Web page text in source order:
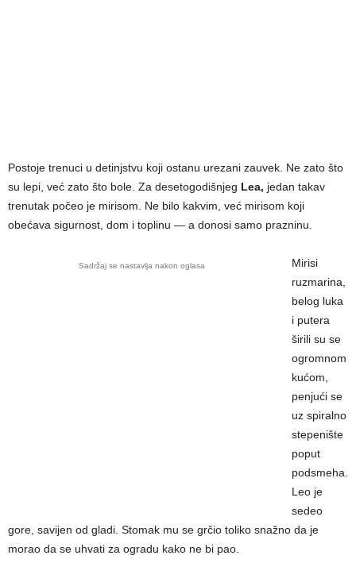
Postoje trenuci u detinjstvu koji ostanu urezani zauvek. Ne zato što
su lepi, već zato što bole. Za desetogodišnjeg Lea, jedan takav
trenutak počeo je mirisom. Ne bilo kakvim, već mirisom koji
obećava sigurnost, dom i toplinu — a donosi samo prazninu.
Sadržaj se nastavlja nakon oglasa
Mirisi
ruzmarina,
belog luka
i putera
širili su se
ogromnom
kućom,
penjući se
uz spiralno
stepenište
poput
podsmeha.
Leo je
sedeo
gore, savijen od gladi. Stomak mu se grčio toliko snažno da je
morao da se uhvati za ogradu kako ne bi pao.